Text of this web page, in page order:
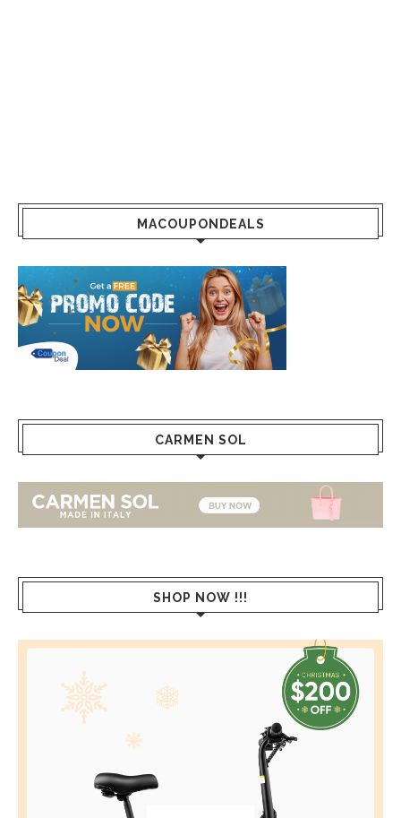
MACOUPONDEALS
CARMEN SOL
SHOP NOW !!!